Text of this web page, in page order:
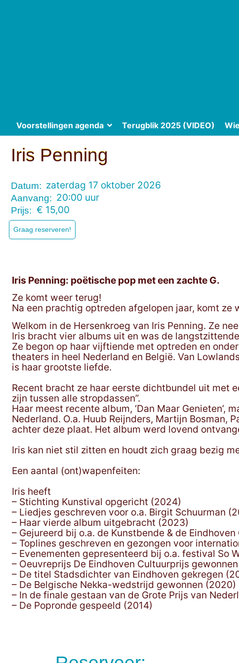
Voorstellingen agenda Terugblik 2025 (VIDEO)
Iris Penning
Graag reserveren!
zaterdag 17 oktober 2026
Datum:
Aanvang: 20:00 uur
Prijs: € 15,00
Iris Penning: poëtische pop met een zachte G.
Ze komt weer terug!
Na een prachtig optreden afgelopen jaar, komt ze
Welkom in de Hersenkroeg van Iris Penning. Ze
Iris bracht vier albums uit en was de
Ze begon op haar vijftiende met optreden en
theaters in heel Nederland en België. Van
is haar grootste liefde.
Recent bracht ze haar eerste dichtbundel uit met
zijn tussen alle stropdassen”.
Haar meest recente album, ‘Dan Maar
Nederland. O.a. Huub Reijnders, Martijn Bosman,
achter deze plaat. Het album werd lovend
Iris kan niet stil zitten en houdt zich graag bezig
Een aantal (ont)wapenfeiten:
Iris heeft
– Stichting Kunstival opgericht (2024)
– Liedjes geschreven voor o.a. Birgit Schuurman
– Haar vierde album uitgebracht (2023)
– Gejureerd bij o.a. de Kunstbende & de
– Toplines geschreven en gezongen voor
– Evenementen gepresenteerd bij o.a. festival So
– Oeuvreprijs De Eindhoven Cultuurprijs
– De titel Stadsdichter van Eindhoven gekregen
– De Belgische Nekka-wedstrijd gewonnen (2020)
– In de finale gestaan van de Grote Prijs van
– De Popronde gespeeld (2014)